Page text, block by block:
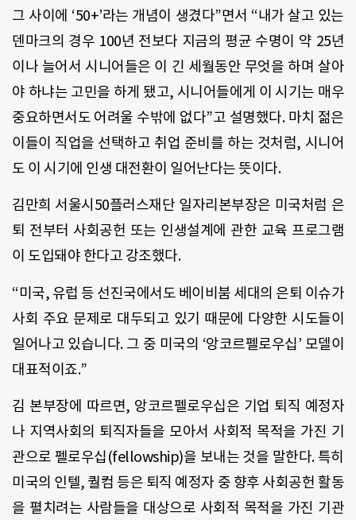
그 사이에 ‘50+’라는 개념이 생겼다”면서 “내가 살고 있는
덴마크의 경우 100년 전보다 지금의 평균 수명이 약 25년
이나 늘어서 시니어들은 이 긴 세월동안 무엇을 하며 살아
야 하냐는 고민을 하게 됐고, 시니어들에게 이 시기는 매우
중요하면서도 어려울 수밖에 없다”고 설명했다. 마치 젊은
이들이 직업을 선택하고 취업 준비를 하는 것처럼, 시니어
도 이 시기에 인생 대전환이 일어난다는 뜻이다.
김만희 서울시50플러스재단 일자리본부장은 미국처럼 은
퇴 전부터 사회공헌 또는 인생설계에 관한 교육 프로그램
이 도입돼야 한다고 강조했다.
“미국, 유럽 등 선진국에서도 베이비붐 세대의 은퇴 이슈가
사회 주요 문제로 대두되고 있기 때문에 다양한 시도들이
일어나고 있습니다. 그 중 미국의 ‘앙코르펠로우십’ 모델이
대표적이죠.”
김 본부장에 따르면, 앙코르펠로우십은 기업 퇴직 예정자
나 지역사회의 퇴직자들을 모아서 사회적 목적을 가진 기
관으로 펠로우십(fellowship)을 보내는 것을 말한다. 특히
미국의 인텔, 퀄컴 등은 퇴직 예정자 중 향후 사회공헌 활동
을 펼치려는 사람들을 대상으로 사회적 목적을 가진 기관